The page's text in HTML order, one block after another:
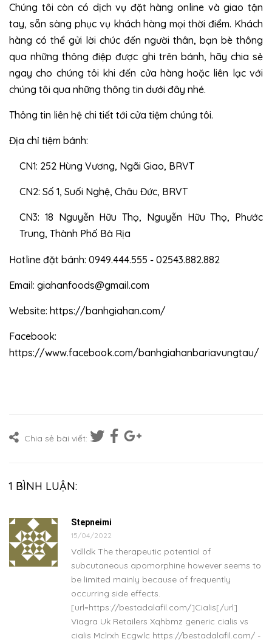
Chúng tôi còn có dịch vụ đặt hàng online và giao tận
tay, sẵn sàng phục vụ khách hàng mọi thời điểm. Khách
hàng có thể gửi lời chúc đến người thân, bạn bè thông
qua những thông điệp được ghi trên bánh, hãy chia sẻ
ngay cho chúng tôi khi đến cửa hàng hoặc liên lạc với
chúng tôi qua những thông tin dưới đây nhé.
Thông tin liên hệ chi tiết tới cửa tiệm chúng tôi.
Địa chỉ tiệm bánh:
CN1: 252 Hùng Vương, Ngãi Giao, BRVT
CN2: Số 1, Suối Nghệ, Châu Đức, BRVT
CN3: 18 Nguyễn Hữu Thọ, Nguyễn Hữu Thọ, Phước
Trung, Thành Phố Bà Rịa
Hotline đặt bánh: 0949.444.555 - 02543.882.882
Email: giahanfoods@gmail.com
Website: https://banhgiahan.com/
Facebook:
https://www.facebook.com/banhgiahanbariavungtau/
Chia sẻ bài viết:
1 BÌNH LUẬN:
Stepneimi
15/04/2022
Vdlldk The therapeutic potential of
subcutaneous apomorphine however seems to
be limited mainly because of frequently
occurring side effects.
[url=https://bestadalafil.com/]Cialis[/url]
Viagra Uk Retailers Xqhbmz generic cialis vs
cialis Mclrxh Ecgwlc https://bestadalafil.com/ -